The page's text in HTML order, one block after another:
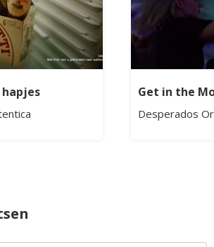
Get in the
Desperados